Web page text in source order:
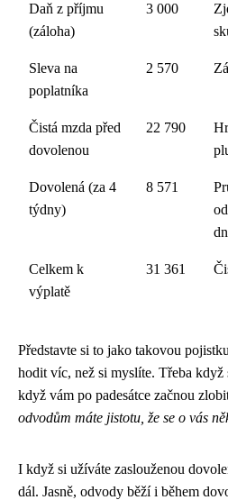
Daň z příjmu
(záloha)
3 000
Sleva na
poplatníka
2 570
Čistá mzda před
dovolenou
22 790
Dovolená (za 4
týdny)
8 571
Celkem k
výplatě
31 361
Představte si to jako takovou
hodit víc, než si myslíte. Třeba
když vám po padesátce začnou
odvodům máte jistotu, že se o vás
I když si užíváte zaslouženou
dál. Jasně, odvody běží i během